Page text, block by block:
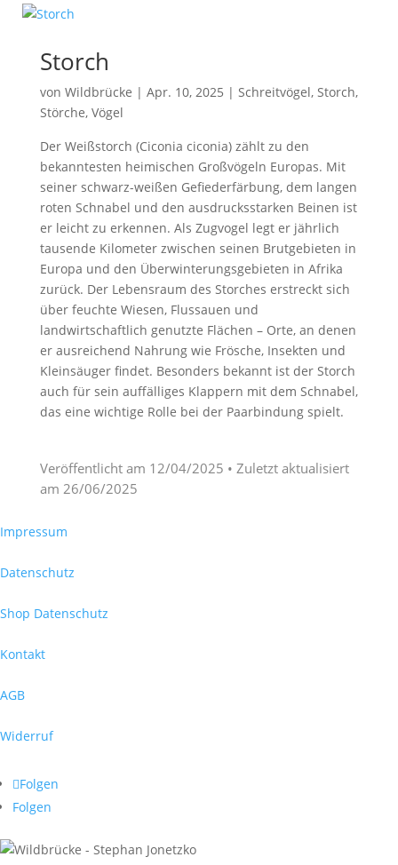
Storch
von Wildbrücke | Apr. 10, 2025 | Schreitvögel, Storch,
Störche, Vögel
Der Weißstorch (Ciconia ciconia) zählt zu den
bekanntesten heimischen Großvögeln Europas. Mit
seiner schwarz-weißen Gefiederfärbung, dem langen
roten Schnabel und den ausdrucksstarken Beinen ist
er leicht zu erkennen. Als Zugvogel legt er jährlich
tausende Kilometer zwischen seinen Brutgebieten in
Europa und den Überwinterungsgebieten in Afrika
zurück. Der Lebensraum des Storches erstreckt sich
über feuchte Wiesen, Flussauen und
landwirtschaftlich genutzte Flächen – Orte, an denen
er ausreichend Nahrung wie Frösche, Insekten und
Kleinsäuger findet. Besonders bekannt ist der Storch
auch für sein auffälliges Klappern mit dem Schnabel,
das eine wichtige Rolle bei der Paarbindung spielt.
Veröffentlicht am 12/04/2025 • Zuletzt aktualisiert
am 26/06/2025
Impressum
Datenschutz
Shop Datenschutz
Kontakt
AGB
Widerruf
Folgen
Folgen